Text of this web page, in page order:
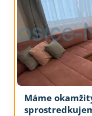
Máme